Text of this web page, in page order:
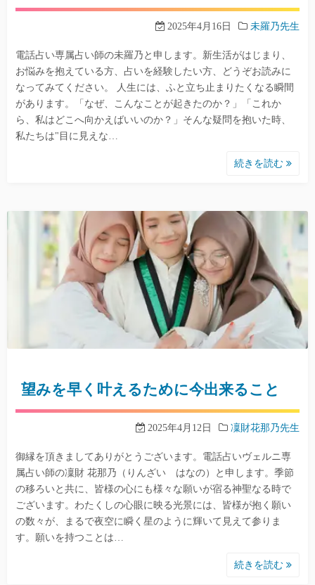
2025年4月16日 未羅乃先生
電話占い専属占い師の未羅乃と申します。新生活がはじまり、
お悩みを抱えている方、占いを経験したい方、どうぞお読みに
なってみてください。 人生には、ふと立ち止まりたくなる瞬間
があります。「なぜ、こんなことが起きたのか？」「これか
ら、私はどこへ向かえばいいのか？」そんな疑問を抱いた時、
私たちは"目に見えな…
続きを読む
望みを早く叶えるために今出来ること
2025年4月12日 凜財花那乃先生
御縁を頂きましてありがとうございます。電話占いヴェルニ専
属占い師の凜財 花那乃（りんざい はなの）と申します。季節
の移ろいと共に、皆様の心にも様々な願いが宿る神聖なる時で
ございます。わたくしの心眼に映る光景には、皆様が抱く願い
の数々が、まるで夜空に瞬く星のように輝いて見えて参りま
す。願いを持つことは…
続きを読む